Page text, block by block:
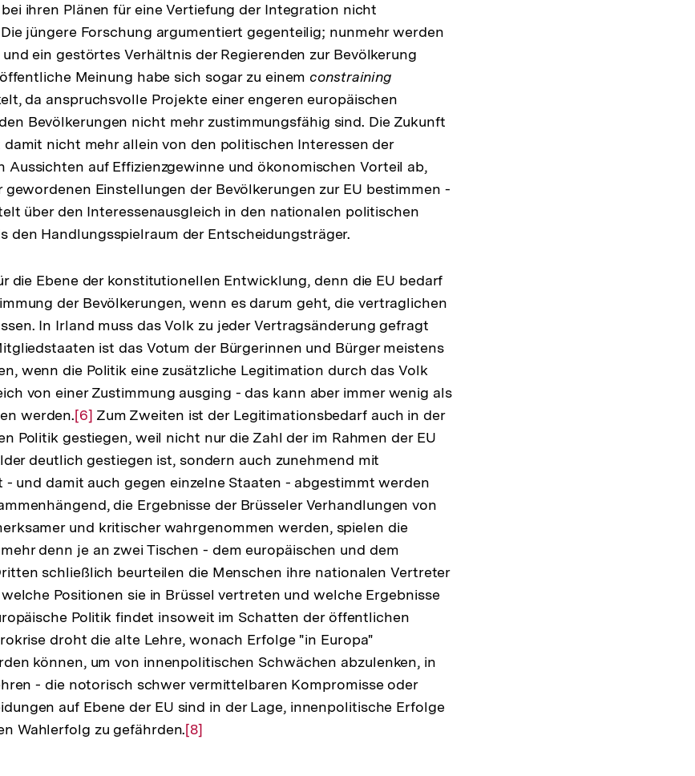
Fußnote
ihren Plänen für eine Vertiefung der Integration nicht
jüngere Forschung argumentiert gegenteilig; nunmehr werden
ein gestörtes Verhältnis der Regierenden zur Bevölkerung
Meinung habe sich sogar zu einem constraining
da anspruchsvolle Projekte einer engeren europäischen
Bevölkerungen nicht mehr zustimmungsfähig sind. Die Zukunft
nicht mehr allein von den politischen Interessen der
Aussichten auf Effizienzgewinne und ökonomischen Vorteil ab,
Einstellungen der Bevölkerungen zur EU bestimmen -
über den Interessenausgleich in den nationalen politischen
den Handlungsspielraum der Entscheidungsträger.
die Ebene der konstitutionellen Entwicklung, denn die EU bedarf
der Bevölkerungen, wenn es darum geht, die vertraglichen
In Irland muss das Volk zu jeder Vertragsänderung gefragt
ist das Votum der Bürgerinnen und Bürger meistens
wenn die Politik eine zusätzliche Legitimation durch das Volk
von einer Zustimmung ausging - das kann aber immer wenig als
werden.Zur
Auflösung
der
Fußnote
[6] Zum Zweiten ist der Legitimationsbedarf auch in der
Politik gestiegen, weil nicht nur die Zahl der im Rahmen der EU
deutlich gestiegen ist, sondern auch zunehmend mit
- und damit auch gegen einzelne Staaten - abgestimmt werden
die Ergebnisse der Brüsseler Verhandlungen von
und kritischer wahrgenommen werden, spielen die
denn je an zwei Tischen - dem europäischen und dem
schließlich beurteilen die Menschen ihre nationalen Vertreter
Positionen sie in Brüssel vertreten und welche Ergebnisse
Politik findet insoweit im Schatten der öffentlichen
droht die alte Lehre, wonach Erfolge "in Europa"
können, um von innenpolitischen Schwächen abzulenken, in
- die notorisch schwer vermittelbaren Kompromisse oder
auf Ebene der EU sind in der Lage, innenpolitische Erfolge
Wahlerfolg zu gefährden.Zur
[8]